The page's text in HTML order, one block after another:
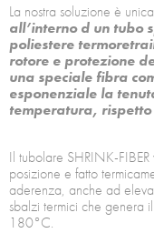
La nostra soluzione è
all’interno d un tubo
poliestere
rotore e protezione
una speciale fibra
esponenziale la
temperatura,
Il tubolare SHRINK-
posizione e fatto
aderenza, anche ad
sbalzi termici che genera
180°C.